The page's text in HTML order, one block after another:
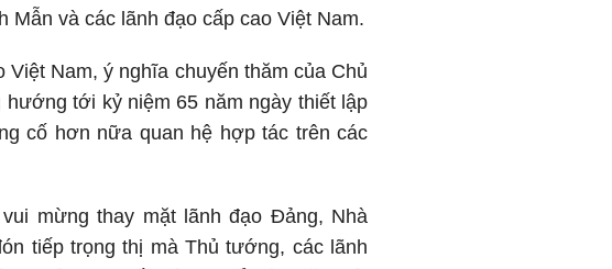
và các lãnh đạo cấp cao Việt Nam.
Nam, ý nghĩa chuyến thăm của Chủ
tới kỷ niệm 65 năm ngày thiết lập
cố hơn nữa quan hệ hợp tác trên các
mừng thay mặt lãnh đạo Đảng, Nhà
tiếp trọng thị mà Thủ tướng, các lãnh